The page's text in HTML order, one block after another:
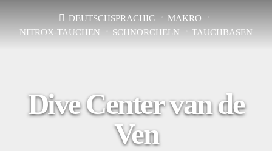
DEUTSCHSPRACHIG
MAKRO
NITROX-TAUCHEN
SCHNORCHELN TAUCHBASEN
Dive Center van de
Ven